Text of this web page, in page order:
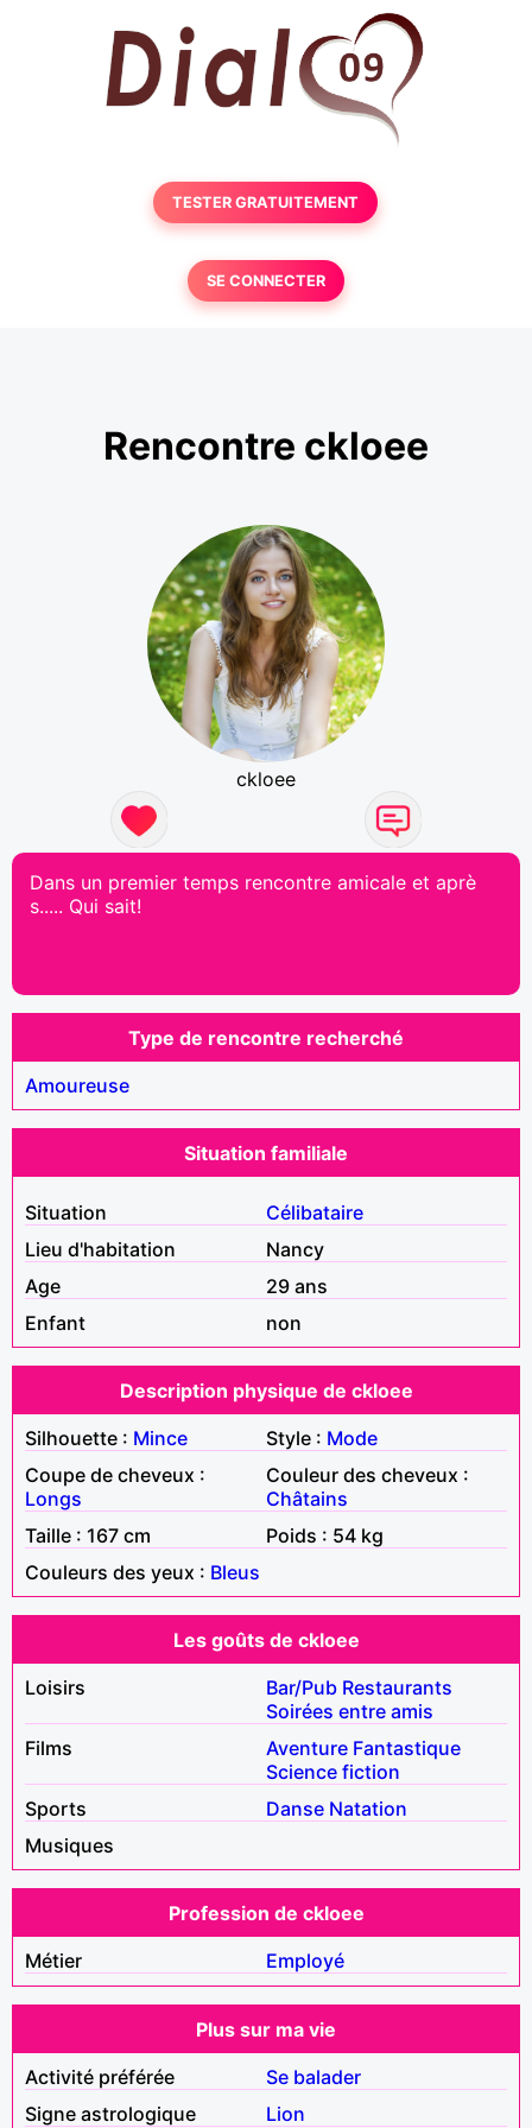
TESTER GRATUITEMENT
SE CONNECTER
Rencontre ckloee
ckloee
Dans un premier temps rencontre amicale et aprè
s..... Qui sait!
Type de rencontre recherché
Amoureuse
Situation familiale
Situation
Célibataire
Lieu d'habitation
Nancy
Age
29 ans
Enfant
non
Description physique de ckloee
Silhouette : Mince Style : Mode
Coupe de cheveux :
Longs
Couleur des cheveux :
Châtains
Taille : 167 cm
Poids : 54 kg
Couleurs des yeux : Bleus
Les goûts de ckloee
Loisirs
Bar/Pub Restaurants
Soirées entre amis
Films
Aventure Fantastique
Science fiction
Sports
Danse Natation
Musiques
Profession de ckloee
Métier
Employé
Plus sur ma vie
Activité préférée
Se balader
Signe astrologique
Lion